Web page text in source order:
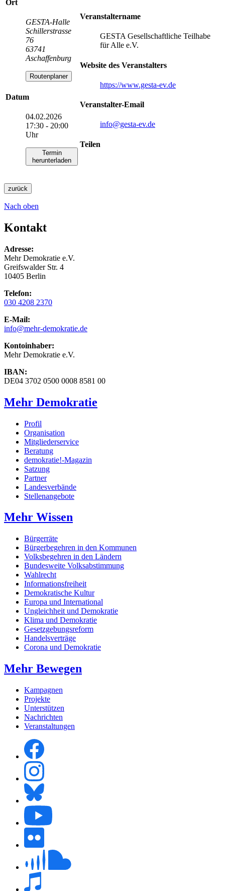
Ort
GESTA-Halle
Schillerstrasse
76
63741
Aschaffenburg
Routenplaner
Datum
04.02.2026
17:30 - 20:00
Uhr
Termin
herunterladen
Veranstaltername
GESTA Gesellschaftliche Teilhabe
für Alle e.V.
Website des Veranstalters
https://www.gesta-ev.de
Veranstalter-Email
info@gesta-ev.de
Teilen
zurück
Nach oben
Kontakt
Adresse:
Mehr Demokratie e.V.
Greifswalder Str. 4
10405 Berlin
Telefon:
030 4208 2370
E-Mail:
info@mehr-demokratie.de
Kontoinhaber:
Mehr Demokratie e.V.
IBAN:
DE04 3702 0500 0008 8581 00
Mehr Demokratie
Profil
Organisation
Mitgliederservice
Beratung
demokratie!-Magazin
Satzung
Partner
Landesverbände
Stellenangebote
Mehr Wissen
Bürgerräte
Bürgerbegehren in den Kommunen
Volksbegehren in den Ländern
Bundesweite Volksabstimmung
Wahlrecht
Informationsfreiheit
Demokratische Kultur
Europa und International
Ungleichheit und Demokratie
Klima und Demokratie
Gesetzgebungsreform
Handelsverträge
Corona und Demokratie
Mehr Bewegen
Kampagnen
Projekte
Unterstützen
Nachrichten
Veranstaltungen